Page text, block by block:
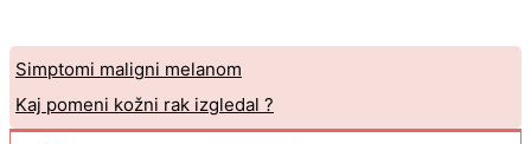
Simptomi maligni melanom
Kaj pomeni kožni rak izgledal ?